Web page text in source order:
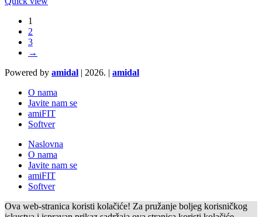
1
2
3
→
Powered by amidal | 2026. | amidal
O nama
Javite nam se
amiFIT
Softver
Naslovna
O nama
Javite nam se
amiFIT
Softver
Ova web-stranica koristi kolačiće! Za pružanje boljeg korisničkog